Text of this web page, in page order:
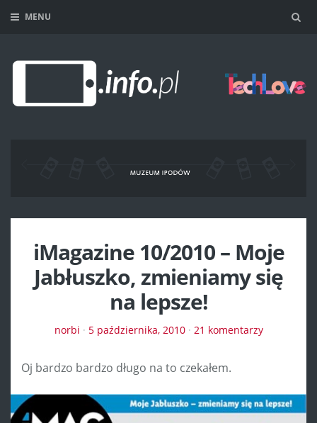
MENU
iMagazine 10/2010 – Moje
Jabłuszko, zmieniamy się
na lepsze!
norbi · 5 października, 2010· 21 komentarzy
Oj bardzo bardzo długo na to czekałem.